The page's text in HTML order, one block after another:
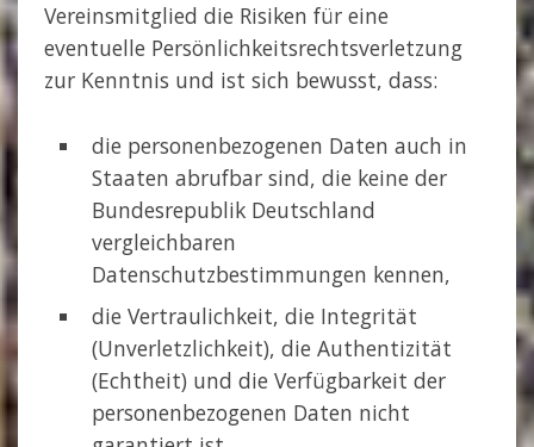
Vereinsmitglied die Risiken für eine
eventuelle Persönlichkeits­rechtsverletzung
zur Kenntnis und ist sich bewusst, dass:
die personenbezogenen Daten auch in
Staaten abrufbar sind, die keine der
Bundesrepublik Deutschland
vergleichbaren
Datenschutzbestimmungen kennen,
die Vertraulichkeit, die Integrität
(Unverletzlichkeit), die Authentizität
(Echtheit) und die Verfügbarkeit der
personenbezogenen Daten nicht